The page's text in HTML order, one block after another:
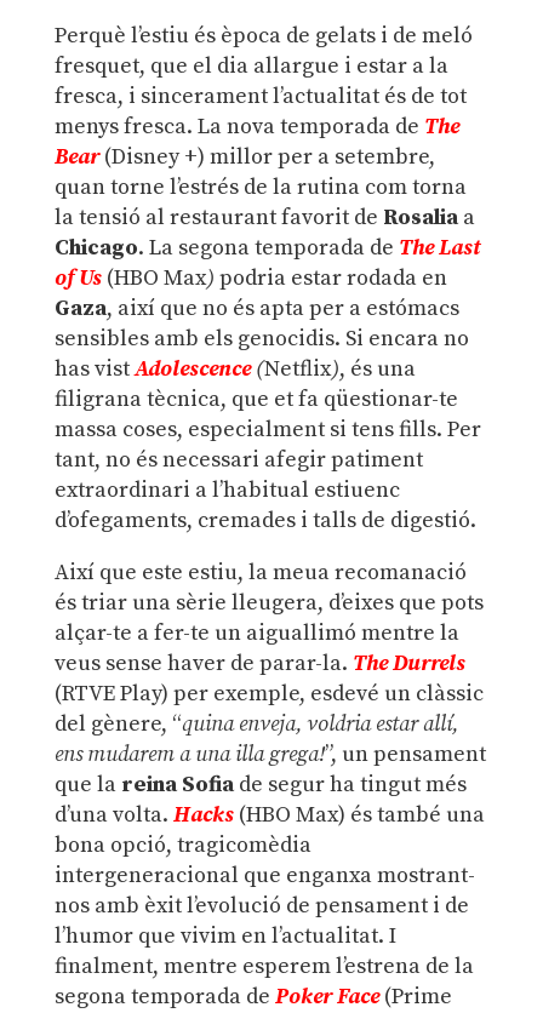
Perquè l’estiu és època de gelats i de meló
fresquet, que el dia allargue i estar a la
fresca, i sincerament l’actualitat és de tot
menys fresca. La nova temporada de The
Bear (Disney +) millor per a setembre,
quan torne l’estrés de la rutina com torna
la tensió al restaurant favorit de Rosaliaa
Chicago. La segona temporada de The Last
of Us(HBO Max) podria estar rodada en
Gaza, així que no és apta per a estómacs
sensibles amb els genocidis. Si encara no
has vistAdolescence (Netflix), és una
filigrana tècnica, que et fa qüestionar-te
massa coses, especialment si tens fills. Per
tant, no és necessari afegir patiment
extraordinari a l’habitual estiuenc
d’ofegaments, cremades i talls de digestió.
Així que este estiu, la meua recomanació
és triar una sèrie lleugera, d’eixes que pots
alçar-te a fer-te un aiguallimó mentre la
veus sense haver de parar-la. The Durrels
(RTVE Play) per exemple, esdevé un clàssic
del gènere, “quina enveja, voldria estar allí,
ens mudarem a una illa grega!”, un pensament
que la reina Sofiade segur ha tingut més
d’una volta. Hacks (HBO Max) és també una
bona opció, tragicomèdia
intergeneracional que enganxa mostrant-
nos amb èxit l’evolució de pensament i de
l’humor que vivim en l’actualitat. I
finalment, mentre esperem l’estrena de la
segona temporada de Poker Face(Prime